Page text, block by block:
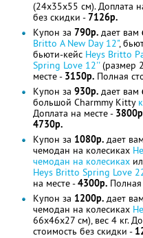
(24x35x55 см). Доплата
без скидки -7126р.
Купон за 790р. дает вам
Britto A New Day 12",
бьюти-кейс Heys Britto
Spring Love 12''(размер
месте - 3150р. Полная
Купон за 930р. дает вам
большой Charmmy Kitty
Доплата на месте -
4730р.
Купон за 1080р. дает вам
чемодан на колесиках
чемодан на колесиках
Heys Britto Spring Love
на месте -4300р.
Купон за 1200р. дает вам
чемодан на колесиках
66x46x27 см), вес 4 кг.
стоимость без скидки -